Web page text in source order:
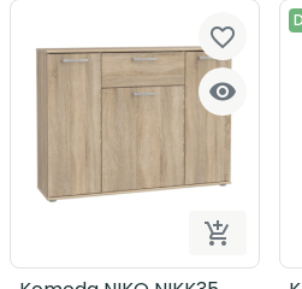


Dodaj
favorite_border